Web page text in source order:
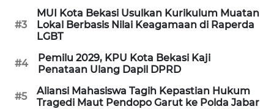
#3
MUI Kota Bekasi Usulkan Kurikulum Muatan
Lokal Berbasis Nilai Keagamaan di Raperda
LGBT
#4
Pemilu 2029, KPU Kota Bekasi Kaji
Penataan Ulang Dapil DPRD
#5
Aliansi Mahasiswa Tagih Kepastian Hukum
Tragedi Maut Pendopo Garut ke Polda Jabar